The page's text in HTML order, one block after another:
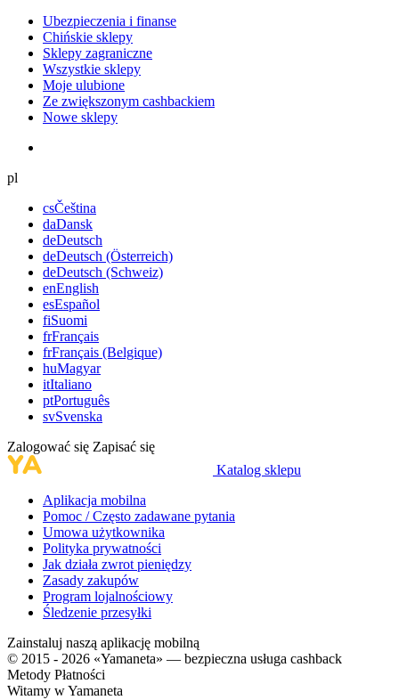
Ubezpieczenia i finanse
Chińskie sklepy
Sklepy zagraniczne
Wszystkie sklepy
Moje ulubione
Ze zwiększonym cashbackiem
Nowe sklepy
pl
csČeština
daDansk
deDeutsch
deDeutsch (Österreich)
deDeutsch (Schweiz)
enEnglish
esEspañol
fiSuomi
frFrançais
frFrançais (Belgique)
huMagyar
itItaliano
ptPortuguês
svSvenska
Zalogować się Zapisać się
Katalog sklepu
Aplikacja mobilna
Pomoc / Często zadawane pytania
Umowa użytkownika
Polityka prywatności
Jak działa zwrot pieniędzy
Zasady zakupów
Program lojalnościowy
Śledzenie przesyłki
Zainstaluj naszą aplikację mobilną
© 2015 - 2026 «Yamaneta» — bezpieczna usługa cashback
Metody Płatności
Witamy wYamaneta